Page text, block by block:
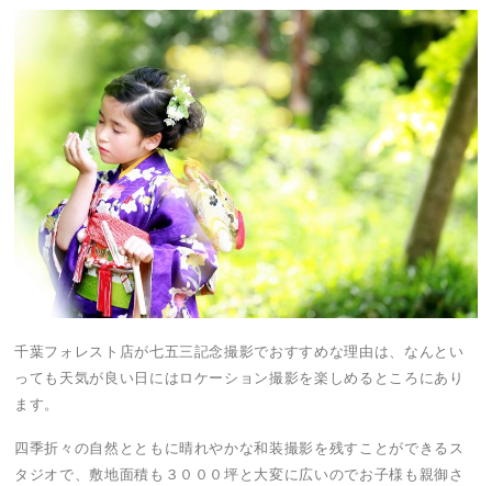
千葉フォレスト店が七五三記念撮影でおすすめな理由は、なんとい
っても天気が良い日にはロケーション撮影を楽しめるところにあり
ます。
四季折々の自然とともに晴れやかな和装撮影を残すことができるス
タジオで、敷地面積も３０００坪と大変に広いのでお子様も親御さ